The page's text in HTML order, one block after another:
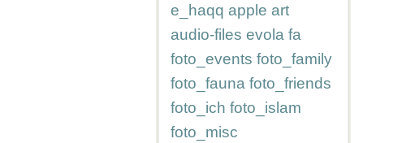
e_haqq apple art
audio-files evola fa
foto_events foto_family
foto_fauna foto_friends
foto_ich foto_islam
foto_misc